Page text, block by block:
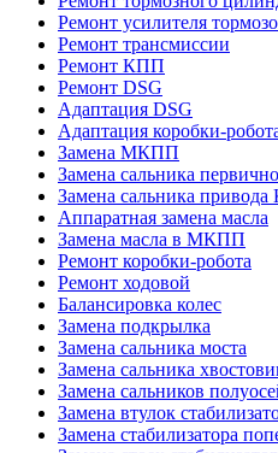
Ремонт усилителя
Ремонт трансмиссии
Ремонт КПП
Ремонт DSG
Адаптация DSG
Адаптация коробки-
Замена МКПП
Замена сальника
Замена сальника
Аппаратная замена масла
Замена масла в МКПП
Ремонт коробки-робота
Ремонт ходовой
Балансировка колес
Замена подкрылка
Замена сальника моста
Замена сальника
Замена сальников
Замена втулок
Замена стабилизатора